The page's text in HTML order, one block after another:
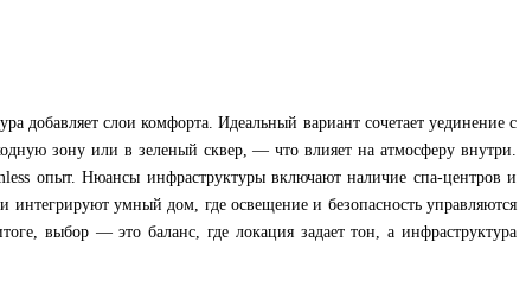
добавляет слои комфорта. Идеальный вариант сочетает уединение с
зону или в зеленый сквер, — что влияет на атмосферу внутри.
опыт. Нюансы инфраструктуры включают наличие спа-центров и
интегрируют умный дом, где освещение и безопасность управляются
выбор — это баланс, где локация задает тон, а инфраструктура